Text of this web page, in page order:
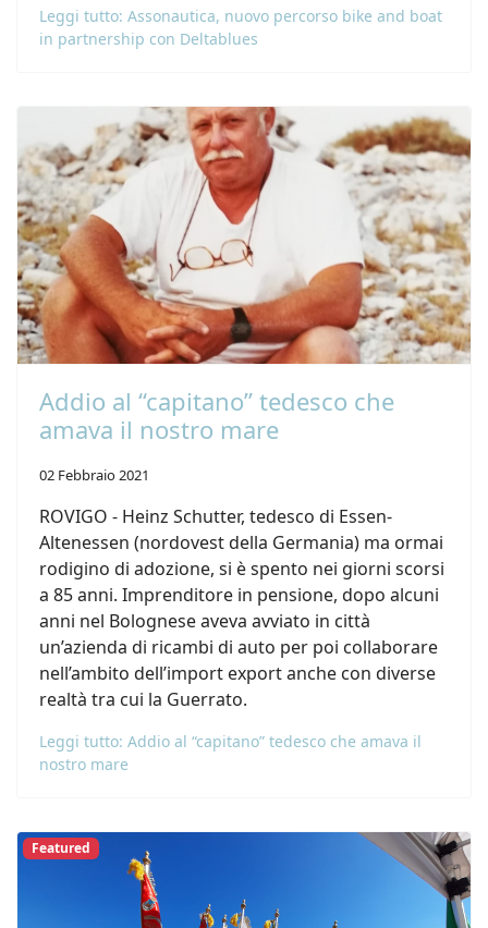
Leggi tutto: Assonautica, nuovo percorso bike and boat
in partnership con Deltablues
Addio al “capitano” tedesco che
amava il nostro mare
02 Febbraio 2021
ROVIGO - Heinz Schutter, tedesco di Essen-
Altenessen (nordovest della Germania) ma ormai
rodigino di adozione, si è spento nei giorni scorsi
a 85 anni. Imprenditore in pensione, dopo alcuni
anni nel Bolognese aveva avviato in città
un’azienda di ricambi di auto per poi collaborare
nell’ambito dell’import export anche con diverse
realtà tra cui la Guerrato.
Leggi tutto: Addio al “capitano” tedesco che amava il
nostro mare
Featured